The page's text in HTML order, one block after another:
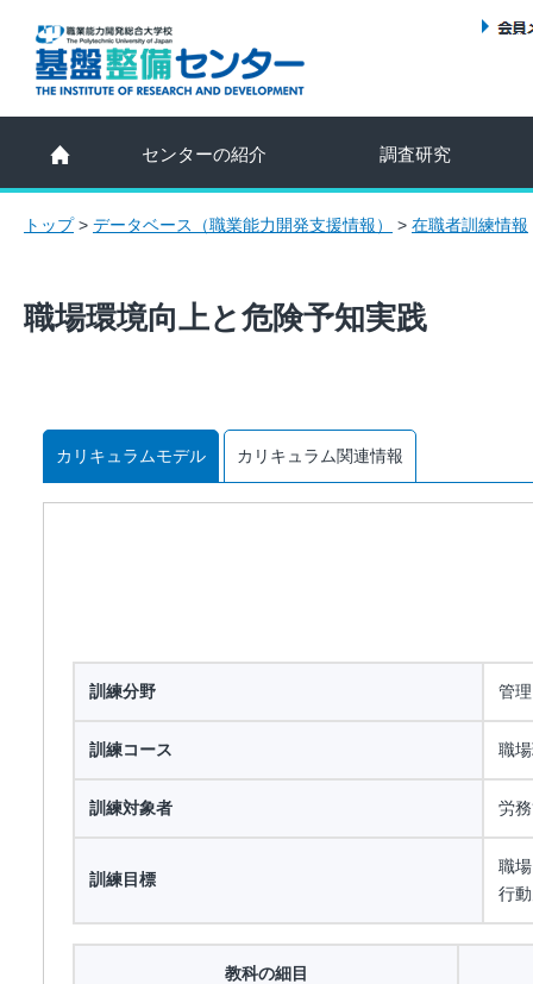
センターの紹介 調査研究
トップ> データベース（職業能力開発支援情報） > 在職者訓練情報
職場環境向上と危険予知実践
カリキュラムモデル カリキュラム関連情報
訓練分野 管
訓練コース 職
訓練対象者 労
訓練目標
職
行
教科の細目